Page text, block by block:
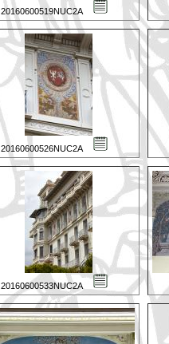
20160600519NUC2A
20160600526NUC2A
20160600533NUC2A